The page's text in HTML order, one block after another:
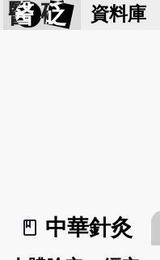
醫 砭 資料庫
book_2
中華針灸